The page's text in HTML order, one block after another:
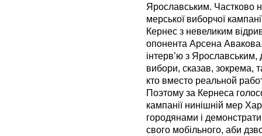
Ярославським. Частково
мерської виборчої
Кернес з невеликим
опонента Арсена Авакова.
інтерв’ю з Ярославським,
вибори, сказав, зокрема,
кто вместо реальной
Поэтому за Кернеса
кампанії нинішній мер
городянами і
свого мобільного, аби